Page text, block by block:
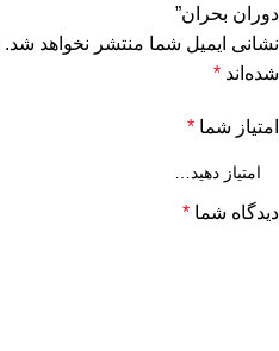
دوران بحران”
نشانی ایمیل شما منتشر نخواهد شد.
شده‌اند *
امتیاز شما *
دیدگاه شما *